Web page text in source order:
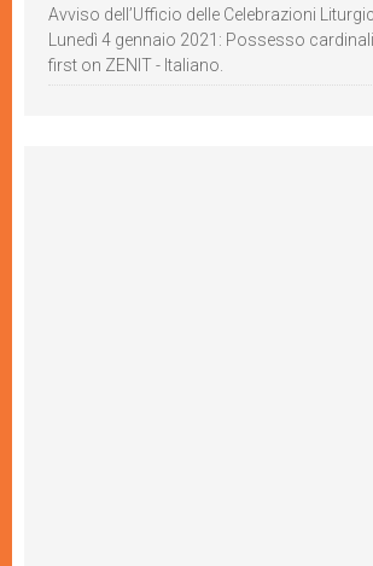
Avviso dell’Ufficio delle Celebrazioni
Lunedì 4 gennaio 2021: Possesso
first on ZENIT - Italiano.